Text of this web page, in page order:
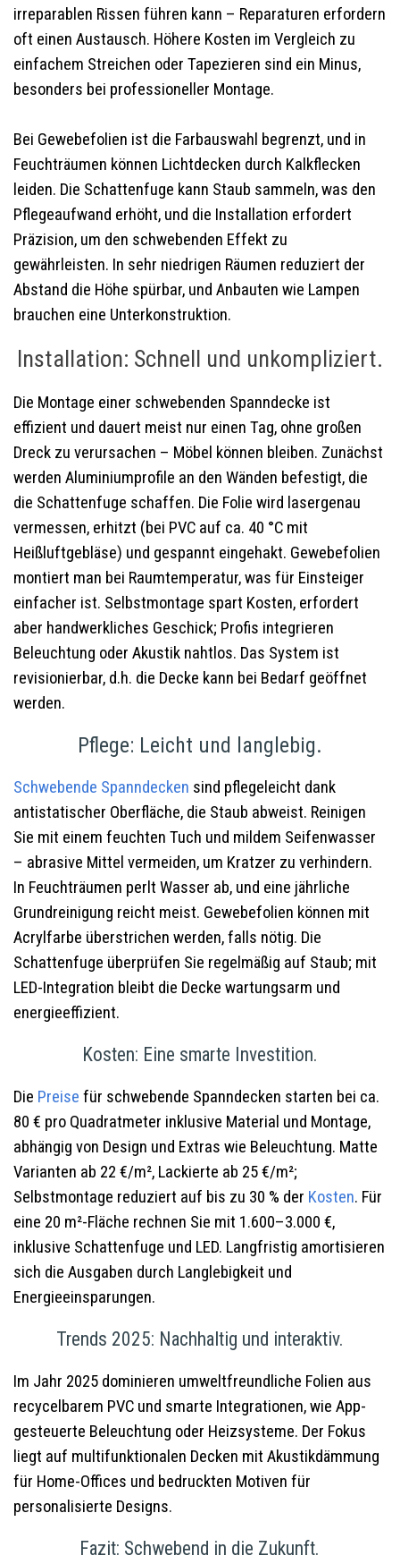
irreparablen Rissen führen kann – Reparaturen erfordern
oft einen Austausch. Höhere Kosten im Vergleich zu
einfachem Streichen oder Tapezieren sind ein Minus,
besonders bei professioneller Montage.
Bei Gewebefolien ist die Farbauswahl begrenzt, und in
Feuchträumen können Lichtdecken durch Kalkflecken
leiden. Die Schattenfuge kann Staub sammeln, was den
Pflegeaufwand erhöht, und die Installation erfordert
Präzision, um den schwebenden Effekt zu
gewährleisten. In sehr niedrigen Räumen reduziert der
Abstand die Höhe spürbar, und Anbauten wie Lampen
brauchen eine Unterkonstruktion.
Installation: Schnell und unkompliziert.
Die Montage einer schwebenden Spanndecke ist
effizient und dauert meist nur einen Tag, ohne großen
Dreck zu verursachen – Möbel können bleiben. Zunächst
werden Aluminiumprofile an den Wänden befestigt, die
die Schattenfuge schaffen. Die Folie wird lasergenau
vermessen, erhitzt (bei PVC auf ca. 40 °C mit
Heißluftgebläse) und gespannt eingehakt. Gewebefolien
montiert man bei Raumtemperatur, was für Einsteiger
einfacher ist. Selbstmontage spart Kosten, erfordert
aber handwerkliches Geschick; Profis integrieren
Beleuchtung oder Akustik nahtlos. Das System ist
revisionierbar, d.h. die Decke kann bei Bedarf geöffnet
werden.
Pflege: Leicht und langlebig.
Schwebende Spanndecken sind pflegeleicht dank
antistatischer Oberfläche, die Staub abweist. Reinigen
Sie mit einem feuchten Tuch und mildem Seifenwasser
– abrasive Mittel vermeiden, um Kratzer zu verhindern.
In Feuchträumen perlt Wasser ab, und eine jährliche
Grundreinigung reicht meist. Gewebefolien können mit
Acrylfarbe überstrichen werden, falls nötig. Die
Schattenfuge überprüfen Sie regelmäßig auf Staub; mit
LED-Integration bleibt die Decke wartungsarm und
energieeffizient.
Kosten: Eine smarte Investition.
Die Preise für schwebende Spanndecken starten bei ca.
80 € pro Quadratmeter inklusive Material und Montage,
abhängig von Design und Extras wie Beleuchtung. Matte
Varianten ab 22 €/m², Lackierte ab 25 €/m²;
Selbstmontage reduziert auf bis zu 30 % der Kosten. Für
eine 20 m²-Fläche rechnen Sie mit 1.600–3.000 €,
inklusive Schattenfuge und LED. Langfristig amortisieren
sich die Ausgaben durch Langlebigkeit und
Energieeinsparungen.
Trends 2025: Nachhaltig und interaktiv.
Im Jahr 2025 dominieren umweltfreundliche Folien aus
recycelbarem PVC und smarte Integrationen, wie App-
gesteuerte Beleuchtung oder Heizsysteme. Der Fokus
liegt auf multifunktionalen Decken mit Akustikdämmung
für Home-Offices und bedruckten Motiven für
personalisierte Designs.
Fazit: Schwebend in die Zukunft.